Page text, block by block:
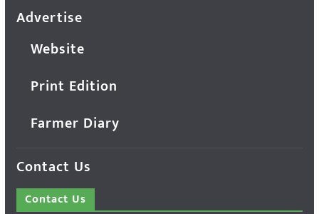
Advertise
Website
Print Edition
Farmer Diary
Contact Us
Contact Us